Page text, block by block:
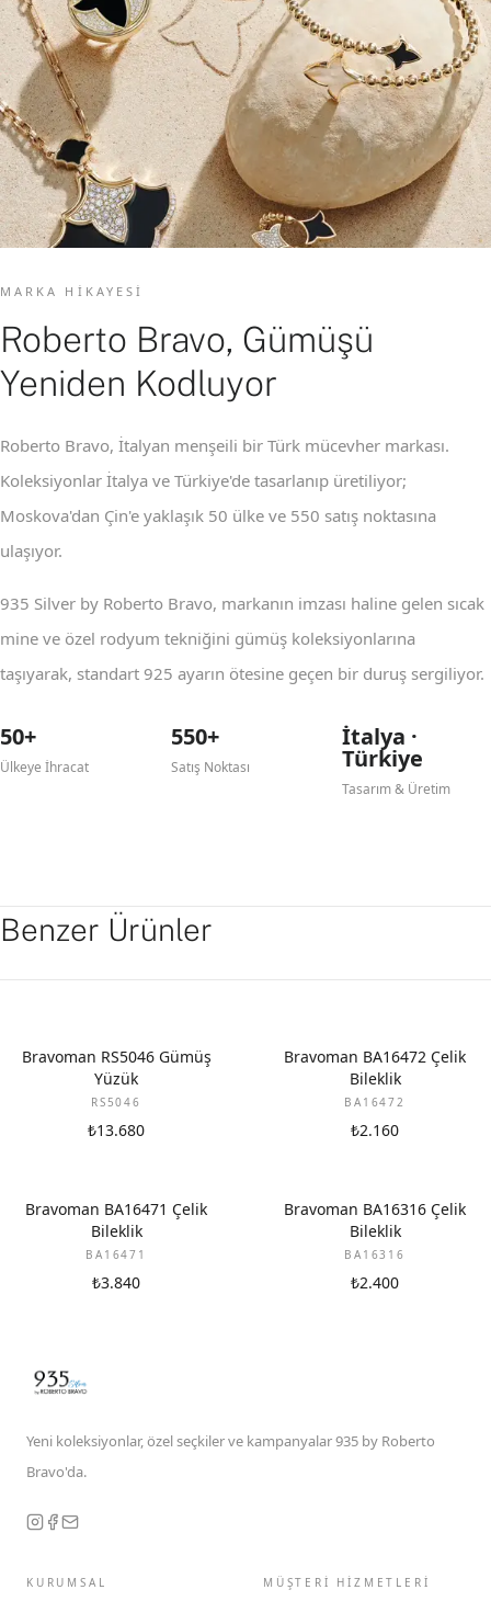
MARKA HIKAYESI
Roberto Bravo, Gümüşü
Yeniden Kodluyor
Roberto Bravo, İtalyan menşeili bir Türk mücevher markası.
Koleksiyonlar İtalya ve Türkiye'de tasarlanıp üretiliyor;
Moskova'dan Çin'e yaklaşık 50 ülke ve 550 satış noktasına
ulaşıyor.
935 Silver by Roberto Bravo, markanın imzası haline gelen sıcak
mine ve özel rodyum tekniğini gümüş koleksiyonlarına
taşıyarak, standart 925 ayarın ötesine geçen bir duruş sergiliyor.
50+
Ülkeye İhracat
550+
Satış Noktası
İtalya ·
Türkiye
Tasarım & Üretim
Benzer Ürünler
Bravoman RS5046 Gümüş
Yüzük
RS5046
₺13.680
Bravoman BA16472 Çelik
Bileklik
BA16472
₺2.160
Bravoman BA16471 Çelik
Bileklik
BA16471
₺3.840
Bravoman BA16316 Çelik
Bileklik
BA16316
₺2.400
Yeni koleksiyonlar, özel seçkiler ve kampanyalar 935 by Roberto
Bravo'da.
KURUMSAL MÜŞTERİ HİZMETLERİ